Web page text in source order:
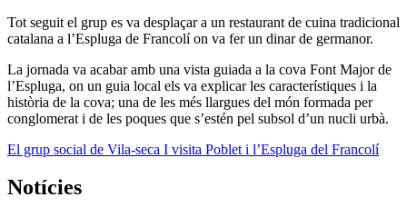
Tot seguit el grup es va desplaçar a un restaurant de cuina tradicional
catalana a l’Espluga de Francolí on va fer un dinar de germanor.
La jornada va acabar amb una vista guiada a la cova Font Major de
l’Espluga, on un guia local els va explicar les característiques i la
història de la cova; una de les més llargues del món formada per
conglomerat i de les poques que s’estén pel subsol d’un nucli urbà.
El grup social de Vila-seca I visita Poblet i l’Espluga del Francolí
Notícies